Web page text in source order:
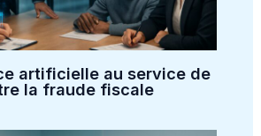
artificielle au service de
la fraude fiscale